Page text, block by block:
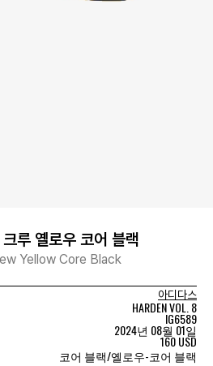
루 옐로우 코어 블랙
Yellow Core Black
아디다스
HARDEN VOL. 8
IG6589
2024년 08월 01일
160 USD
코어 블랙/옐로우-코어 블랙